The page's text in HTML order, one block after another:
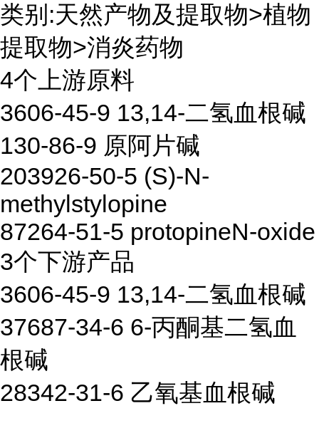
类别:天然产物及提取物>植物
提取物>消炎药物
4个上游原料
3606-45-9 13,14-二氢血根碱
130-86-9 原阿片碱
203926-50-5 (S)-N-
methylstylopine
87264-51-5 protopineN-oxide
3个下游产品
3606-45-9 13,14-二氢血根碱
37687-34-6 6-丙酮基二氢血
根碱
28342-31-6 乙氧基血根碱